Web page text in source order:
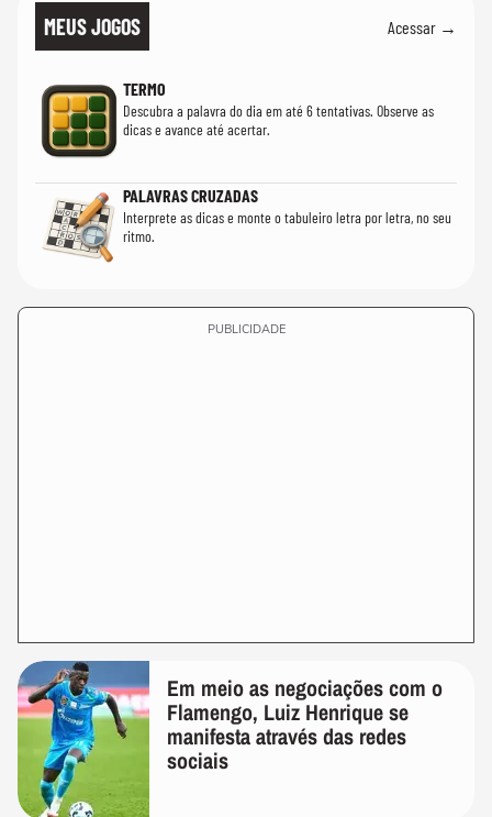
MEUS JOGOS Acessar →
TERMO
Descubra a palavra do dia em até 6 tentativas. Observe as
dicas e avance até acertar.
PALAVRAS CRUZADAS
Interprete as dicas e monte o tabuleiro letra por letra, no seu
ritmo.
PUBLICIDADE
Em meio as negociações com o
Flamengo, Luiz Henrique se
manifesta através das redes
sociais